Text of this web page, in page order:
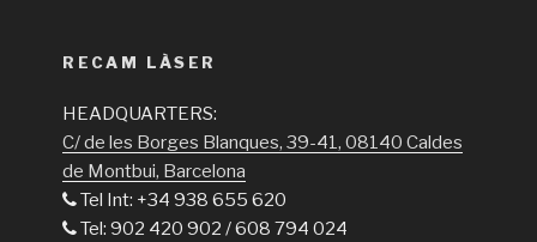
RECAM LÀSER
HEADQUARTERS:
C/ de les Borges Blanques, 39-41, 08140 Caldes
de Montbui, Barcelona
Tel Int: +34 938 655 620
Tel: 902 420 902 / 608 794 024